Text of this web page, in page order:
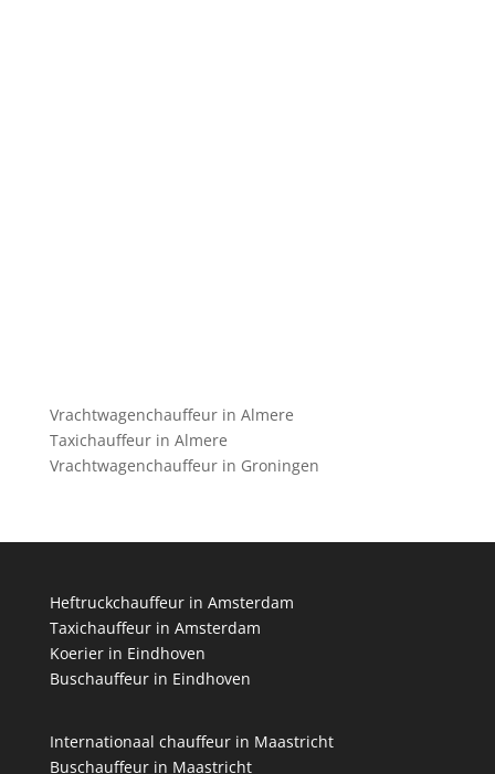
Vrachtwagenchauffeur in Almere
Taxichauffeur in Almere
Vrachtwagenchauffeur in Groningen
Heftruckchauffeur in Amsterdam
Taxichauffeur in Amsterdam
Koerier in Eindhoven
Buschauffeur in Eindhoven
Internationaal chauffeur in Maastricht
Buschauffeur in Maastricht